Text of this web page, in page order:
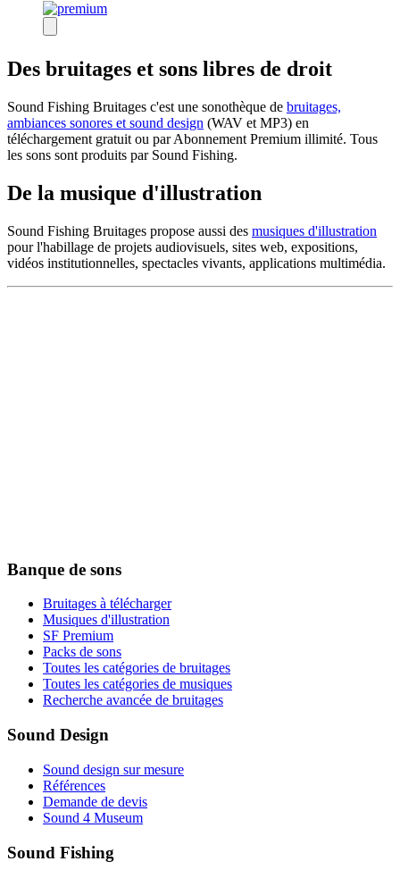
Des bruitages et sons libres de droit
Sound Fishing Bruitages c'est une sonothèque de bruitages,
ambiances sonores et sound design (WAV et MP3) en
téléchargement gratuit ou par Abonnement Premium illimité. Tous
les sons sont produits par Sound Fishing.
De la musique d'illustration
Sound Fishing Bruitages propose aussi des musiques d'illustration
pour l'habillage de projets audiovisuels, sites web, expositions,
vidéos institutionnelles, spectacles vivants, applications multimédia.
Banque de sons
Bruitages à télécharger
Musiques d'illustration
SF Premium
Packs de sons
Toutes les catégories de bruitages
Toutes les catégories de musiques
Recherche avancée de bruitages
Sound Design
Sound design sur mesure
Références
Demande de devis
Sound 4 Museum
Sound Fishing